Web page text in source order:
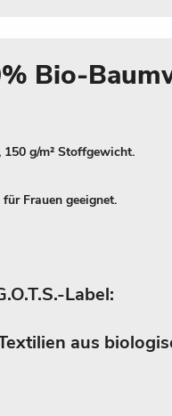
Bio-
g/m² Stoffgewicht.
Frauen geeignet.
Label:
aus